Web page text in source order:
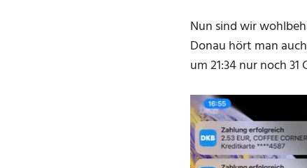
Nun sind wir
Donau hört man
um 21:34 nur noch